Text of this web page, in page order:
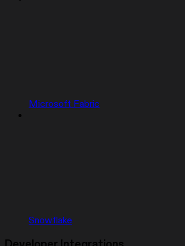
Microsoft Fabric
Snowflake